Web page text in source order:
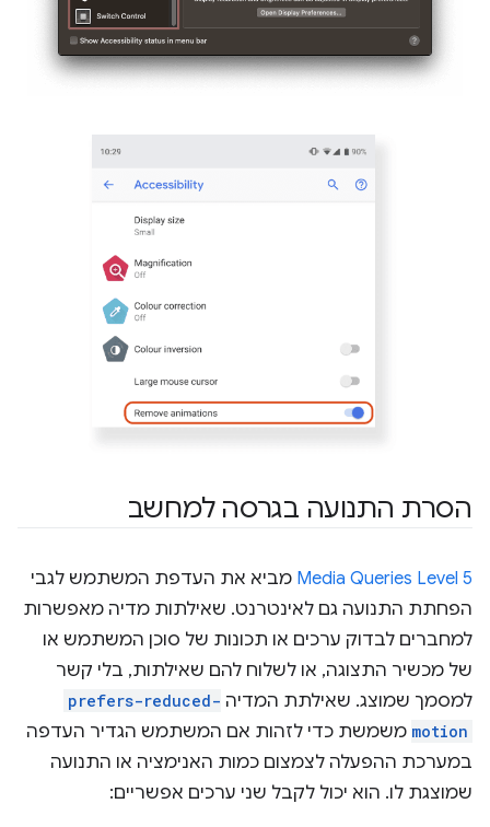
הסרת התנועה בגרסה למחשב
Media Queries Level 5 מביא את העדפת המשתמש לגבי
הפחתת התנועה גם לאינטרנט. שאילתות מדיה מאפשרות
למחברים לבדוק ערכים או תכונות של סוכן המשתמש או
של מכשיר התצוגה, או לשלוח להם שאילתות, בלי קשר
למסמך שמוצג. שאילתת המדיה prefers-reduced-
motion משמשת כדי לזהות אם המשתמש הגדיר העדפה
במערכת ההפעלה לצמצום כמות האנימציה או התנועה
שמוצגת לו. הוא יכול לקבל שני ערכים אפשריים: